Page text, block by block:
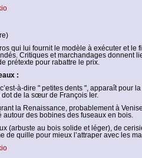
qui lui fournit le modèle à exécuter et le
Critiques et marchandages donnent
prétexte pour rabattre le prix.
:
à-dire " petites dents ", apparaît pour la
de la sœur de François Ier.
la Renaissance, probablement à
des bobines des fuseaux en bois.
(arbuste au bois solide et léger), de
de quille pour mieux l’attraper avec les